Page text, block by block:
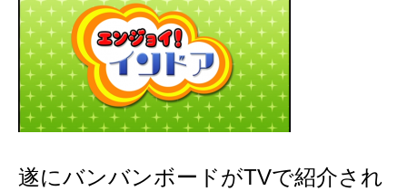
遂にバンバンボードがTVで紹介され